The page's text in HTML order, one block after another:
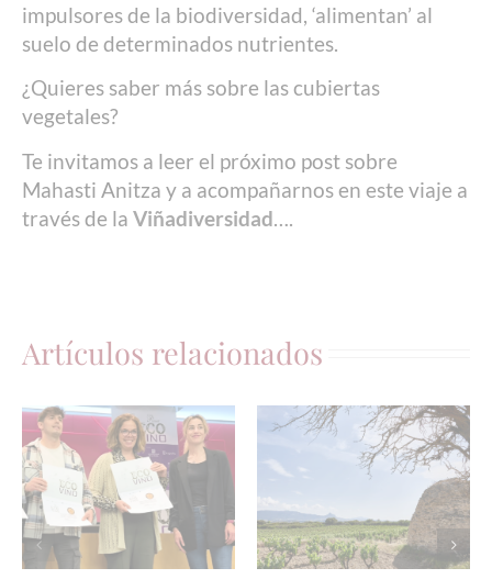
impulsores de la biodiversidad, ‘alimentan’ al
suelo de determinados nutrientes.
¿Quieres saber más sobre las cubiertas
vegetales?
Te invitamos a leer el próximo post sobre
Mahasti Anitza y a acompañarnos en este viaje a
través de la Viñadiversidad….
Artículos relacionados